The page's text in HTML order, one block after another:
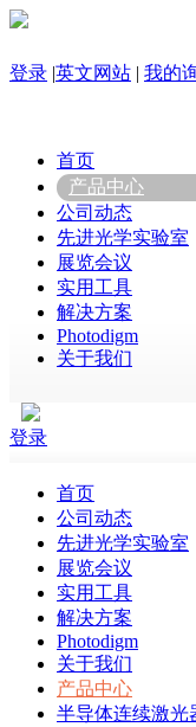
登录 |英文网站 | 我的
首页
产品中心
公司动态
先进光学实验室
展览会议
实用工具
解决方案
Photodigm
关于我们
登录
首页
公司动态
先进光学实验室
展览会议
实用工具
解决方案
Photodigm
关于我们
产品中心
半导体连续激光